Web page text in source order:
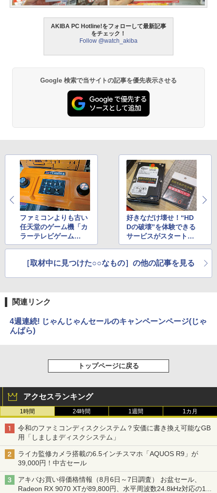
AKIBA PC Hotline!をフォローして最新記事
をチェック！
Follow @watch_akiba
Google 検索で当サイトの記事を優先表示させる
ファミコンよりも古い
任天堂のゲーム機「カ
ラーテレビゲーム
6」、中古品が店頭入
好きなだけ壊せ！“HD
Dの破壊”を体験できる
サービスがスタート、
黒歴史最終処分場。
［取材中に見つけた○○なもの］の他の記事を見る
関連リンク
4週連続! じゃんじゃんセールのキャンペーンページ(じゃ
んぱら)
トップページに戻る
アクセスランキング
1時間 24時間 1週間 1カ月
令和のファミコンディスクシステム？安価に書き換え可能なGB
用「しましまディスクシステム」
ライカ監修カメラ搭載の6.5インチスマホ「AQUOS R9」が
39,000円！中古セール
アキバお買い得価格情報（8月6日～7日調査） お盆セール、
Radeon RX 9070 XTが89,800円、水平周波数24.8kHz対応の17